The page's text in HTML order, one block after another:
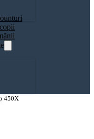
450X